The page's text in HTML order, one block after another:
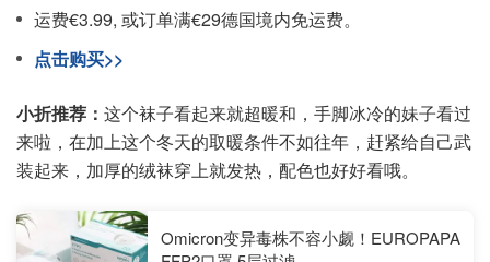
运费€3.99, 或订单满€29德国境内免运费。
点击购买>>
小折推荐： 这个袜子看起来就超暖和，手脚冰冷的妹子看过
来啦，在加上这个冬天的取暖条件不如往年，赶紧给自己武
装起来，加厚的绒袜穿上就发热，配色也好好看哦。
Omicron变异毒株不容小觑！EUROPAPA